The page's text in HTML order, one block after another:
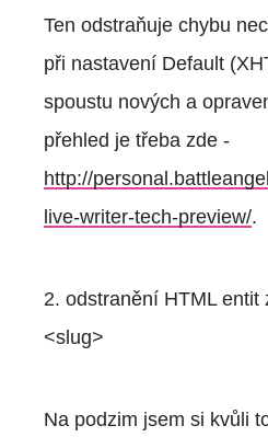
Ten odstraňuje chybu
při nastavení Default
spoustu nových a
přehled je třeba zde -
http://
live-writer-tech-preview/.
2. odstranění HTML
<slug>
Na podzim jsem si kvůli